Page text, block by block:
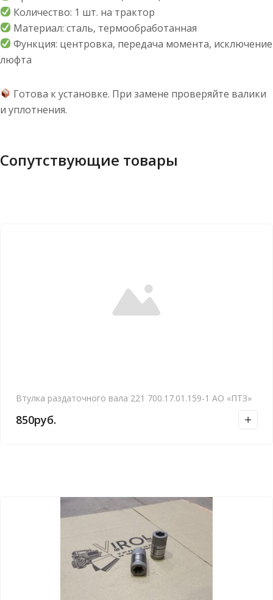
Количество: 1 шт. на трактор
Материал: сталь, термообработанная
Функция: центровка, передача момента, исключение
люфта
Готова к установке. При замене проверяйте валики
и уплотнения.
Сопутствующие товары
Втулка раздаточного вала 221 700.17.01.159-1 АО «ПТЗ»
850руб.